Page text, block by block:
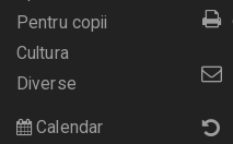
Pentru copii
Cultura
Diverse
Calendar